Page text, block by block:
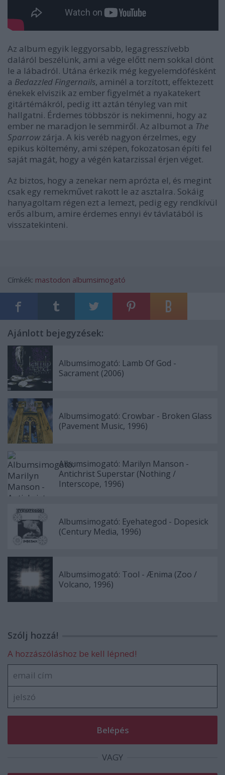
Az album egyik leggyorsabb, legagresszívebb
daláról beszélünk, ami a vége előtt nem sokkal dönt
le a lábadról. Utána érkezik még kegyelemdöfésként
a Bedazzled Fingernails, aminél a torzított, effektezett
énekek elviszik az ember figyelmét a nyakatekert
gitártémákról, pedig itt aztán tényleg van mit
hallgatni. Érdemes többször is nekimenni, hogy az
ember ne maradjon le semmiről. Az albumot a The
Sparrowzárja. A kis veréb nagyon érzelmes, egy
epikus költemény, ami szépen, fokozatosan építi fel
saját magát, hogy a végén katarzissal érjen véget.
Az biztos, hogy a zenekar nem aprózta el, és megint
csak egy remekművet rakott le az asztalra. Sokáig
hanyagoltam régen ezt a lemezt, pedig egy rendkívül
erős album, amire érdemes ennyi év távlatából is
visszatekinteni.
Címkék: mastodon albumsimogató
Ajánlott bejegyzések:
Albumsimogató: Lamb Of God -
Sacrament (2006)
Albumsimogató: Crowbar - Broken Glass
(Pavement Music, 1996)
Albumsimogató: Marilyn Manson -
Antichrist Superstar (Nothing /
Interscope, 1996)
Albumsimogató: Eyehategod - Dopesick
(Century Media, 1996)
Albumsimogató: Tool - Ænima (Zoo /
Volcano, 1996)
Szólj hozzá!
A hozzászóláshoz be kell lépned!
VAGY